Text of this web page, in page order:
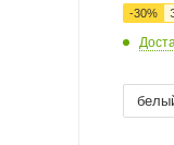
-30%